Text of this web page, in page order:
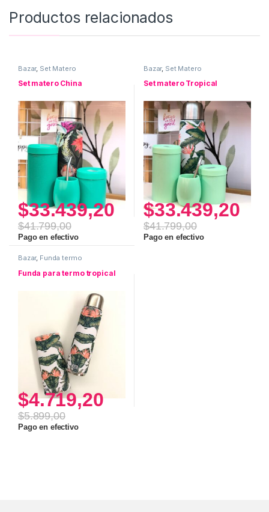
Productos relacionados
Bazar, Set Matero
Set matero China
$33.439,20
$41.799,00
Pago en efectivo
Bazar, Set Matero
Set matero Tropical
$33.439,20
$41.799,00
Pago en efectivo
Bazar, Funda termo
Funda para termo tropical
$4.719,20
$5.899,00
Pago en efectivo